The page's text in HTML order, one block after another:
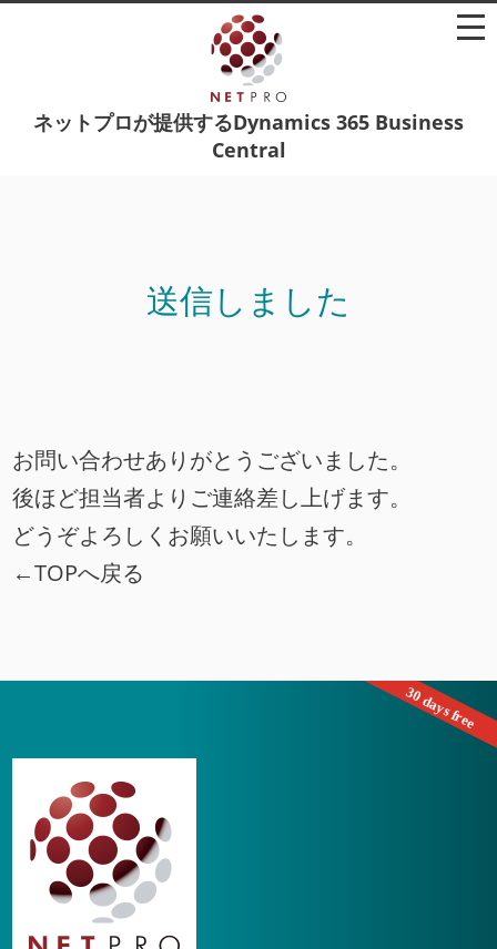
ネットプロが提供するDynamics 365 Business
Central
送信しました
お問い合わせありがとうございました。
後ほど担当者よりご連絡差し上げます。
どうぞよろしくお願いいたします。
←TOPへ戻る